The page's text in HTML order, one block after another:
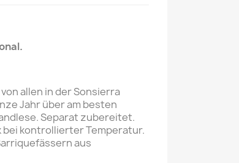
.
allen in der Sonsierra
Jahr über am besten
Separat zubereitet.
kontrollierter Temperatur.
aus